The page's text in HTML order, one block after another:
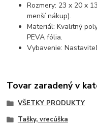
Rozmery: 23 x 20 x
menší nákup).
Materiál: Kvalitný
PEVA fólia.
Vybavenie:
Tovar zaradený v
VŠETKY PRODUKTY
Tašky, vrecúška